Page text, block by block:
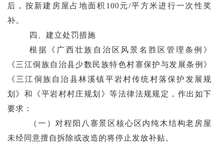
后， 按新建 房屋占地面积 100元/平方米进行一次性奖
补。
四、 建立处罚措施
根据《广西壮族自治区风景名胜区管理条例》
《三江侗族自治县少数民族特色村寨保护与发展条例》
《三江侗族自治县林溪镇平岩村传统村落保护发展规
划》 和《平岩村村庄规划》等法律法规规定， 作出如下
要求：
（一） 对程阳八寨景区核心区内纯木结构老房屋
未经同意擅自拆除或改造的将停止发放补贴。